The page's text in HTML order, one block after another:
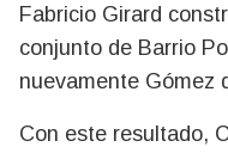
Fabricio Girard
conjunto de Barrio
nuevamente Gómez
Con este resultado,